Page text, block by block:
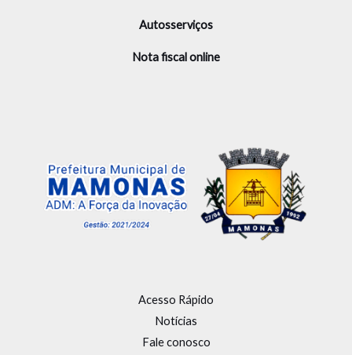
Autosserviços
Nota fiscal online
Acesso Rápido
Notícias
Fale conosco